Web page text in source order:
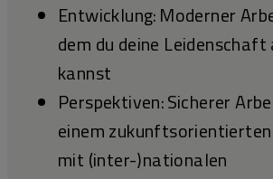
Entwicklung: Moderner
dem du deine Leidenschaft
kannst
Perspektiven: Sicherer
einem
mit (inter-)nationalen